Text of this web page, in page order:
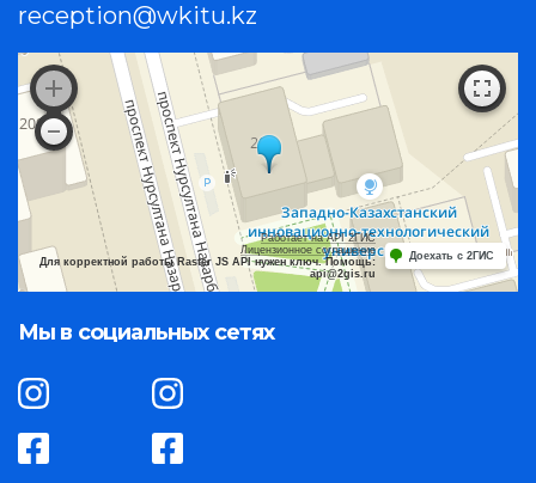
reception@wkitu.kz
Работает на API 2ГИС
Лицензионное соглашение
Для корректной работы Raster JS API нужен ключ. Помощь:
api@2gis.ru
Доехать с 2ГИС
Мы в социальных сетях